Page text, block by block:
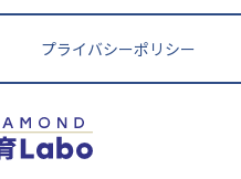
広島県
山口県
のリアル
プライバシーポリシー